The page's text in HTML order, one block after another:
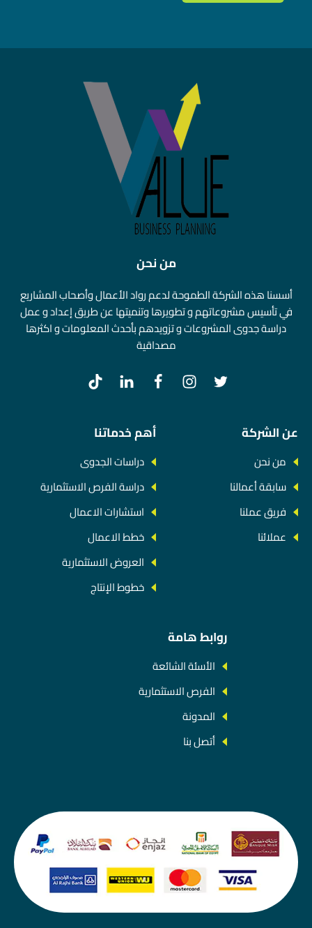
من نحن
أسسنا هذه الشركة الطموحة لدعم رواد الأعمال وأصحاب المشاريع
في تأسيس مشروعاتهم و تطويرها وتنميتها عن طريق إعداد و عمل
دراسة جدوى المشروعات و تزويدهم بأحدث المعلومات و اكثرها
مصداقية
عن الشركة
من نحن
سابقة أعمالنا
فريق عملنا
عملائنا
أهم خدماتنا
دراسات الجدوى
دراسة الفرص الاستثمارية
استشارات الاعمال
خطط الاعمال
العروض الاستثمارية
خطوط الإنتاج
روابط هامة
الأسئة الشائعة
الفرص الاستثمارية
المدونة
أتصل بنا